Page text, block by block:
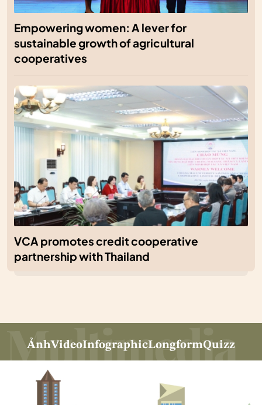
Empowering women: A lever for
sustainable growth of agricultural
cooperatives
VCA promotes credit cooperative
partnership with Thailand
ẢnhVideoInfographicLongformQuizz